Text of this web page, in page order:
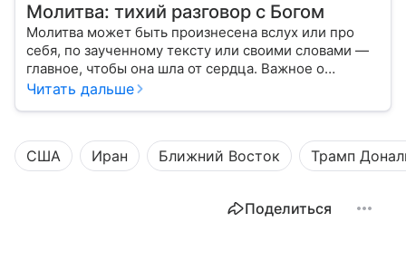
Молитва: тихий разговор с Богом
Молитва может быть произнесена вслух или про
себя, по заученному тексту или своими словами —
главное, чтобы она шла от сердца. Важное о
значении молитв — в нашем материале.
Читать дальше
США Иран Ближний Восток Трамп
Поделиться